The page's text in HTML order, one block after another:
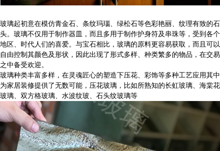
玻璃起初意在模仿青金石、条纹玛瑙、绿松石等色彩艳丽、纹理有致的石
头。玻璃不仅用于制作器皿，而且多用于制作护身符及串珠等，受到各个
地区、时代人们的喜爱。与宝石相比，玻璃的原料更容易获取，而且可以
自由控制其颜色及形状，因此出现了形式多样、种类繁多的物品，在交易
之中备受欢迎。
玻璃种类丰富多样，在灵魂匠心的塑造下压花、彩饰等多种工艺应用其中
为家居装修提供了无数可能，压花玻璃，比如所熟知的长虹玻璃、海棠花
玻璃、双方格玻璃、水波纹玻、石头纹玻璃等